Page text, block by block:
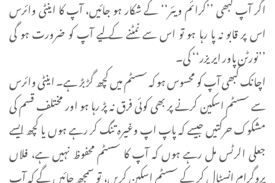
اگر آپ کبھی ’’کرائم ویئر‘‘ کے شکار ہو جائیں، آپ کا اینٹی وائرس
اس پر قابو نہ پا رہا ہو تو اس سے نمٹنے کے لیے آپ کو ضرورت ہو گی
’’نورٹن پاور ایریزر‘‘ کی۔
اچانک کبھی آپ کو محسوس ہو کہ سسٹم میں کچھ گڑبڑ ہے۔ اینٹی وائرس
سے سسٹم اسکین کرنے پر بھی کوئی فرق نہ پڑ رہا ہو اور مختلف قسم کی
مشکوک حرکتیں جیسے کہ پاپ اپ وغیرہ تنگ کر رہے ہوں یا کچھ ایسے
جعلی الرٹس مل رہے ہوں کہ آپ کا سسٹم محفوظ نہیں ہے، فلاں
پروگرام انسٹال کر کے سسٹم اسکین کریں، تو سمجھ جائیں گے کہ آپ